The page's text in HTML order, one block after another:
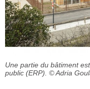
Une partie du bâtiment
public (ERP). © Adria